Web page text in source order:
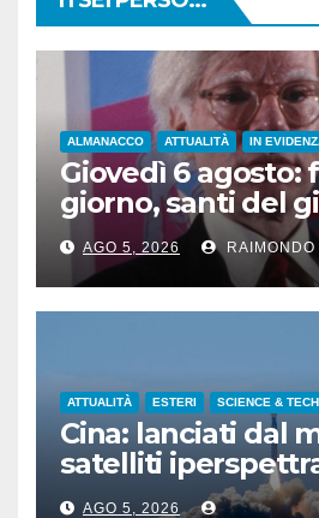
ALMANACCO ATTUALITÀ IN
Giovedì 6 agosto:
giorno, santi del
famosi, accadde
AGO 5, 2026
ATTUALITÀ ESTERI SCIENCE &
Cina: lanciati dal
satelliti
Shandong
AGO 5, 2026